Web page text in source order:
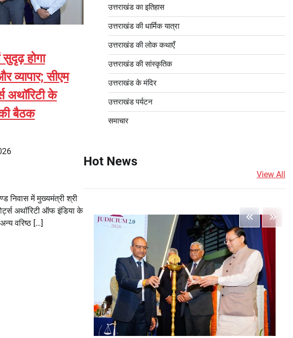
सुदृढ़ होगा
व्यापार; सीएम
अथॉरिटी के
बैठक
निवास में मुख्यमंत्री श्री
अथॉरिटी ऑफ इंडिया के
वरिष्ठ […]
उत्तराखंड का इतिहास
उत्तराखंड की धार्मिक यात्रा
उत्तराखंड की लोक कथाएँ
उत्तराखंड की सांस्कृतिक
उत्तराखंड के मंदिर
उत्तराखंड पर्यटन
समाचार
Hot News
View All